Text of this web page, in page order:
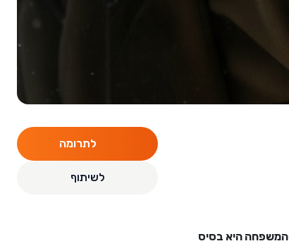
לתרומה
לשיתוף
היא בסיס